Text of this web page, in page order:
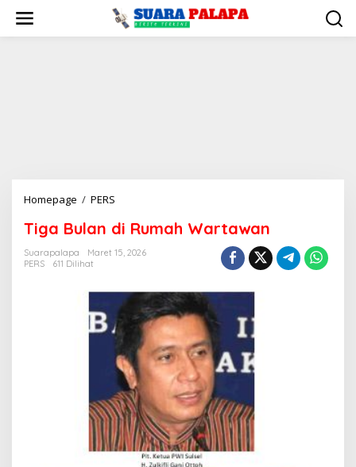
konten
Homepage / PERS
di
Rumah
Tiga Bulan di Rumah Wartawan
Suarapalapa
Maret 15, 2026
PERS
611 Dilihat